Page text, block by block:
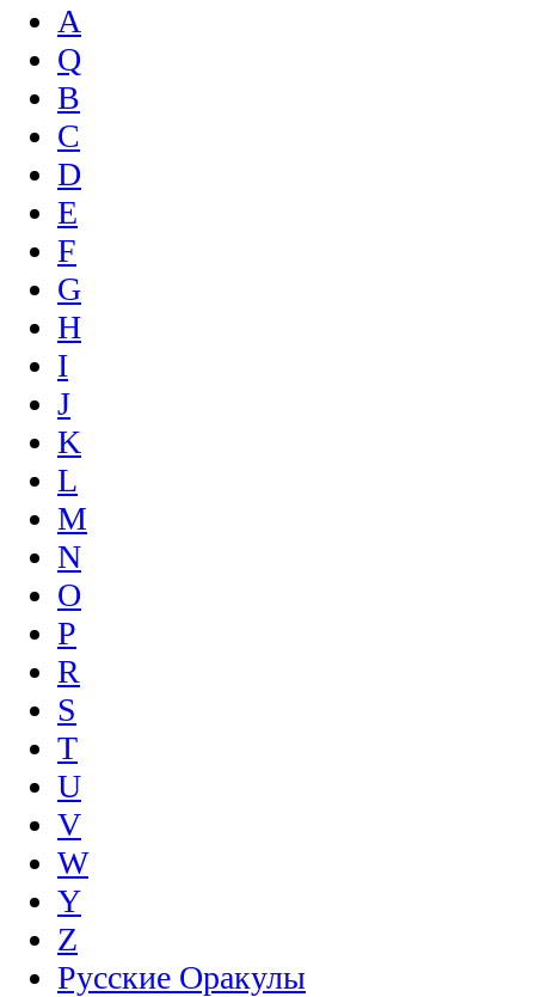
A
Q
B
C
D
E
F
G
H
I
J
K
L
M
N
O
P
R
S
T
U
V
W
Y
Z
Русские Оракулы